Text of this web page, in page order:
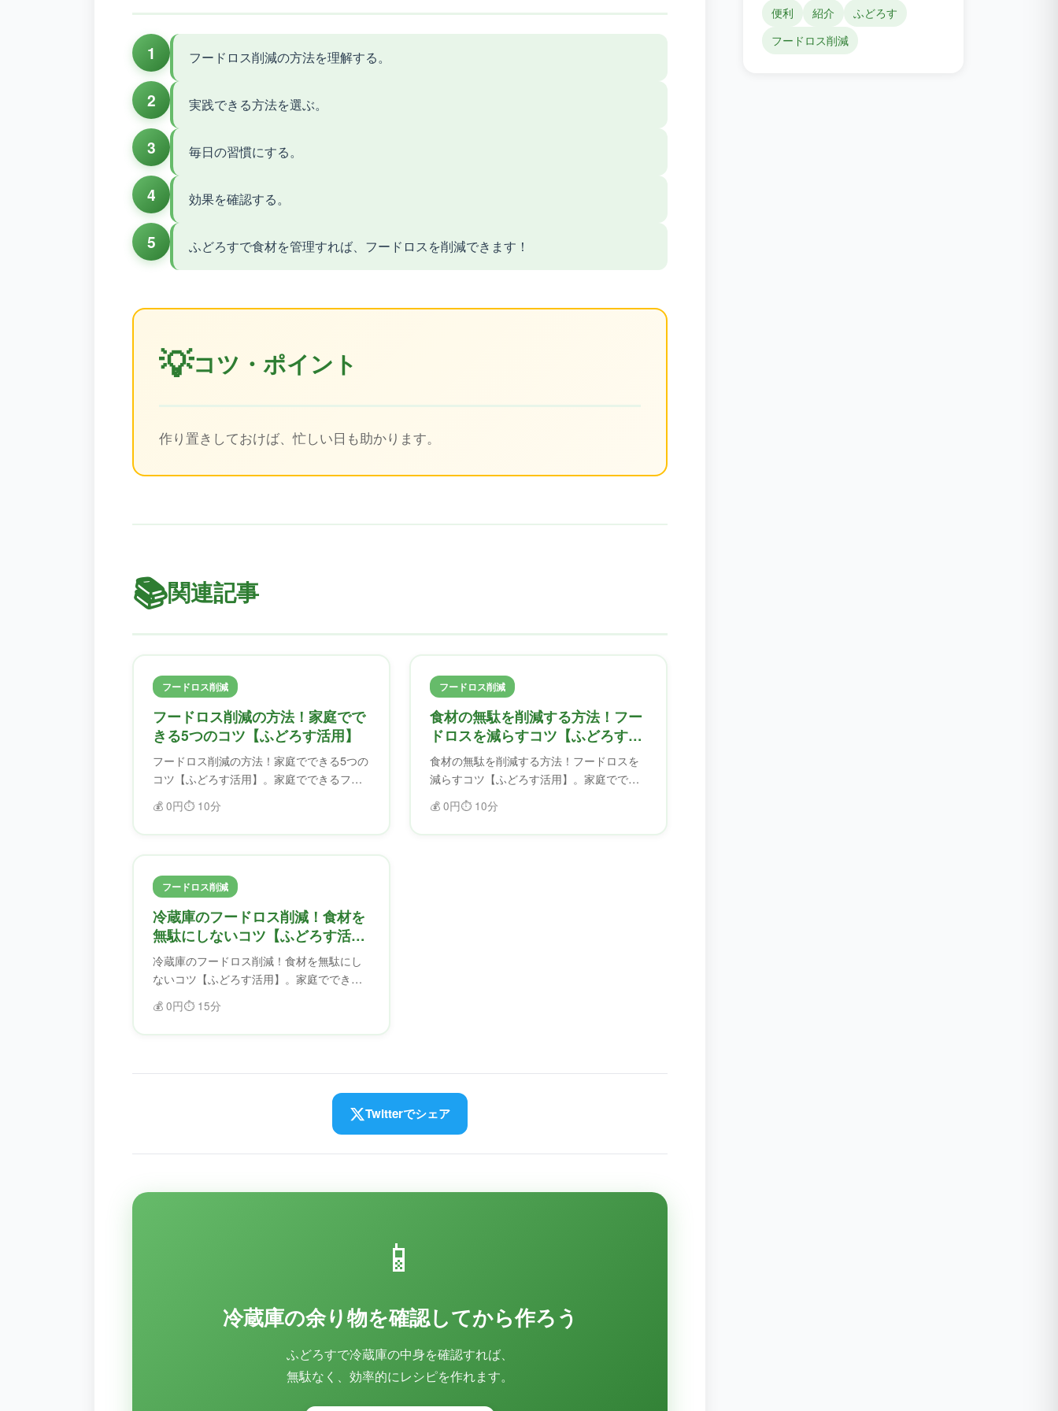
1 フードロス削減の方法を理解する。
2 実践できる方法を選ぶ。
3 毎日の習慣にする。
4 効果を確認する。
5 ふどろすで食材を管理すれば、フードロスを削減できます！
💡コツ・ポイント
作り置きしておけば、忙しい日も助かります。
📚関連記事
フードロス削減
フードロス削減の方法！家庭でで
きる5つのコツ【ふどろす活用】
フードロス削減の方法！家庭でできる5つの
コツ【ふどろす活用】。家庭でできるフー
ドロス削減のコツを紹介。ふどろすを使え
ば、食材を無駄にせず、フードロスを削減
💰 0円⏱️ 10分
フードロス削減
食材の無駄を削減する方法！フー
ドロスを減らすコツ【ふどろす活
用】
食材の無駄を削減する方法！フードロスを
減らすコツ【ふどろす活用】。家庭ででき
るフードロス削減のコツを紹介。ふどろす
を使えば、食材を無駄にせず、フードロス
💰 0円⏱️ 10分
フードロス削減
冷蔵庫のフードロス削減！食材を
無駄にしないコツ【ふどろす活
用】
冷蔵庫のフードロス削減！食材を無駄にし
ないコツ【ふどろす活用】。家庭でできる
フードロス削減のコツを紹介。ふどろすを
使えば、食材を無駄にせず、フードロスを
💰 0円⏱️ 15分
Twitterでシェア
📱
冷蔵庫の余り物を確認してから作ろう
ふどろすで冷蔵庫の中身を確認すれば、
無駄なく、効率的にレシピを作れます。
便利 紹介
ふどろす
フードロス削減